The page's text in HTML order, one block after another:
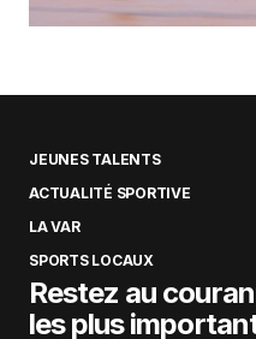
JEUNES TALENTS
ACTUALITÉ SPORTIVE
LA VAR
SPORTS LOCAUX
Restez au
les plus